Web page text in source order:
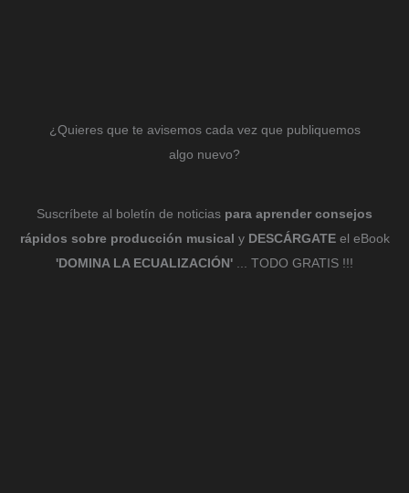
¿Quieres que te avisemos cada vez que publiquemos
algo nuevo?
Suscríbete al boletín de noticias para aprender consejos
rápidos sobre producción musical y DESCÁRGATEel eBook
'DOMINA LA ECUALIZACIÓN' ... TODO GRATIS !!!